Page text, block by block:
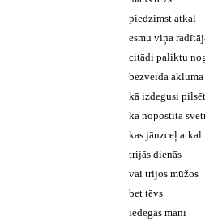
piedzimst atkal
esmu viņa
citādi paliktu
bezveidā
kā izdegusi
kā nopostīta
kas jāuzceļ atkal
trijās dienās
vai trijos mūžos
bet tēvs
iedegas manī